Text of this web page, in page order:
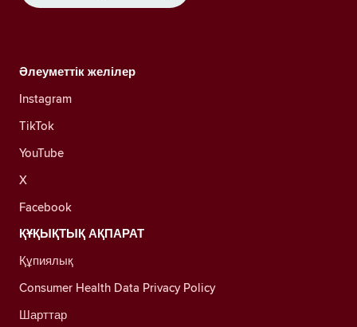
Әлеуметтік желілер
Instagram
TikTok
YouTube
X
Facebook
ҚҰҚЫҚТЫҚ АҚПАРАТ
Құпиялық
Consumer Health Data Privacy Policy
Шарттар